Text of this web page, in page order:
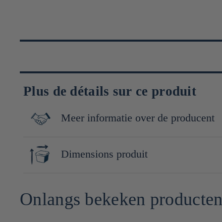
Plus de détails sur ce produit
Meer informatie over de producent
Les éditions First, fondées dans les années 1990, se sont fait
publient aussi des titres phares en cuisine, parentalité, humour
Dimensions produit
Onlangs bekeken producten